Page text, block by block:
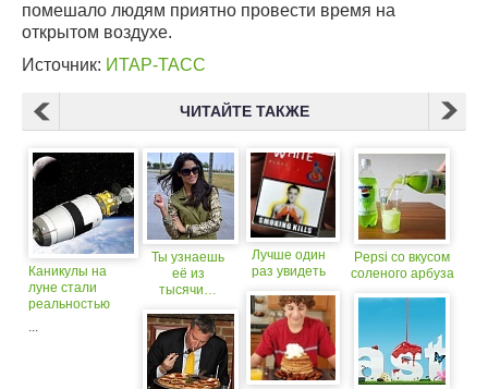
помешало людям приятно провести время на
открытом воздухе.
Источник: ИТАР-ТАСС
ЧИТАЙТЕ ТАКЖЕ
Каникулы на
луне стали
реальностью
...
Ты узнаешь
её из
тысячи…
Лучше один
раз увидеть
Pepsi со вкусом
соленого арбуза